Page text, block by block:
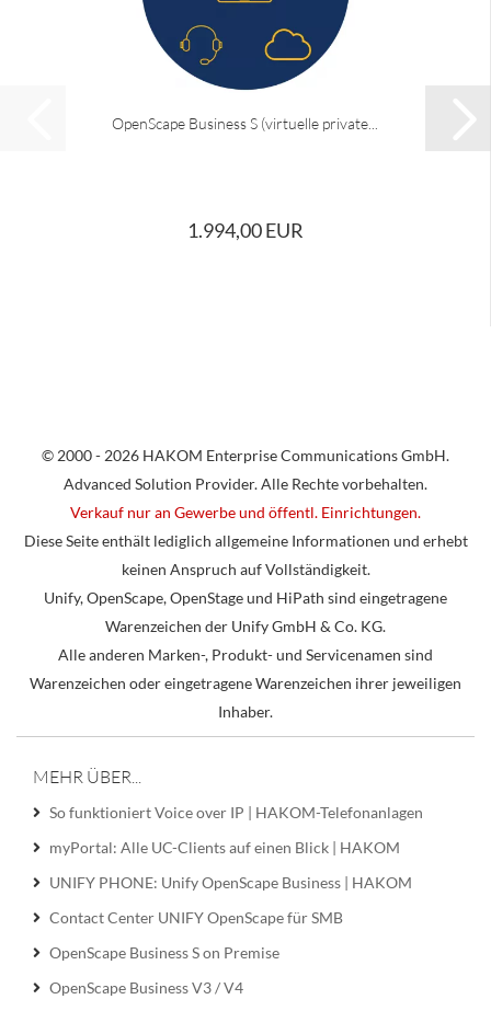
OpenScape Business S (virtuelle private...
1.994,00 EUR
© 2000 - 2026 HAKOM Enterprise Communications GmbH.
Advanced Solution Provider. Alle Rechte vorbehalten.
Verkauf nur an Gewerbe und öffentl. Einrichtungen.
Diese Seite enthält lediglich allgemeine Informationen und erhebt
keinen Anspruch auf Vollständigkeit.
Unify, OpenScape, OpenStage und HiPath sind eingetragene
Warenzeichen der Unify GmbH & Co. KG.
Alle anderen Marken-, Produkt- und Servicenamen sind
Warenzeichen oder eingetragene Warenzeichen ihrer jeweiligen
Inhaber.
MEHR ÜBER...
So funktioniert Voice over IP | HAKOM-Telefonanlagen
myPortal: Alle UC-Clients auf einen Blick | HAKOM
UNIFY PHONE: Unify OpenScape Business | HAKOM
Contact Center UNIFY OpenScape für SMB
OpenScape Business S on Premise
OpenScape Business V3 / V4